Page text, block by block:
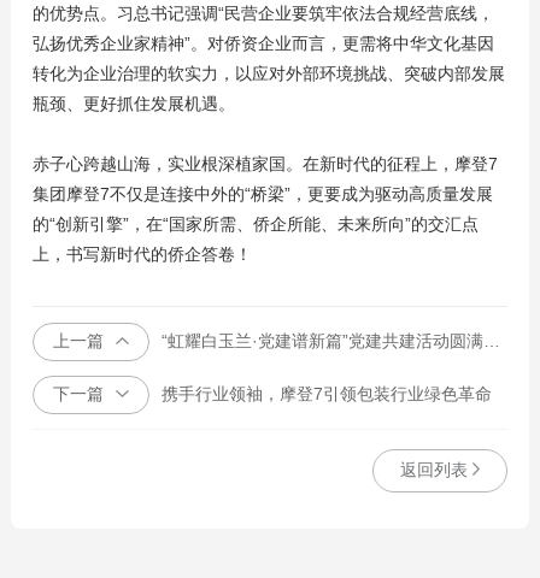
的优势点。习总书记强调“民营企业要筑牢依法合规经营底线，
弘扬优秀企业家精神”。对侨资企业而言，更需将中华文化基因
转化为企业治理的软实力，以应对外部环境挑战、突破内部发展
瓶颈、更好抓住发展机遇。
赤子心跨越山海，实业根深植家国。在新时代的征程上，摩登7
集团摩登7不仅是连接中外的“桥梁”，更要成为驱动高质量发展
的“创新引擎”，在“国家所需、侨企所能、未来所向”的交汇点
上，书写新时代的侨企答卷！
上一篇 “虹耀白玉兰·党建谱新篇”党建共建活动圆满举行
下一篇 携手行业领袖，摩登7引领包装行业绿色革命
返回列表